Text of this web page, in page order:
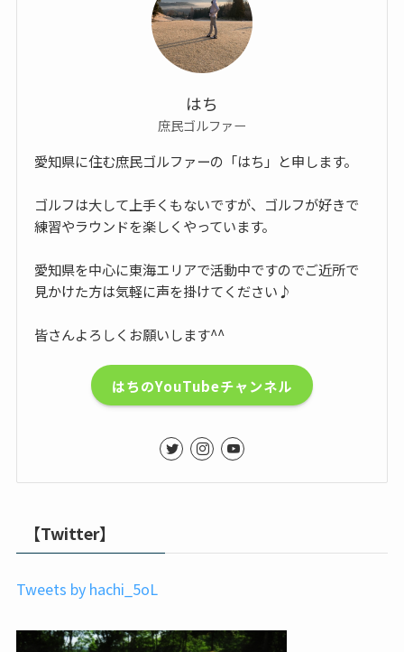
はち
庶民ゴルファー
愛知県に住む庶民ゴルファーの「はち」と申します。
ゴルフは大して上手くもないですが、ゴルフが好きで
練習やラウンドを楽しくやっています。
愛知県を中心に東海エリアで活動中ですのでご近所で
見かけた方は気軽に声を掛けてください♪
皆さんよろしくお願いします^^
はちのYouTubeチャンネル
【Twitter】
Tweets by hachi_5oL